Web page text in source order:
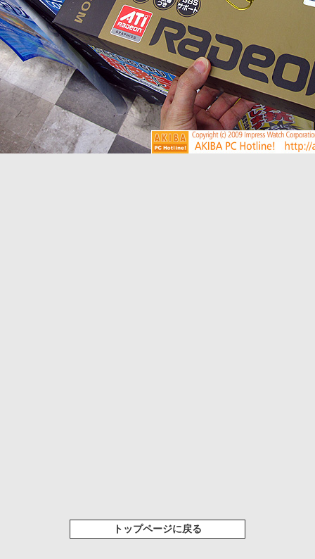
トップページに戻る